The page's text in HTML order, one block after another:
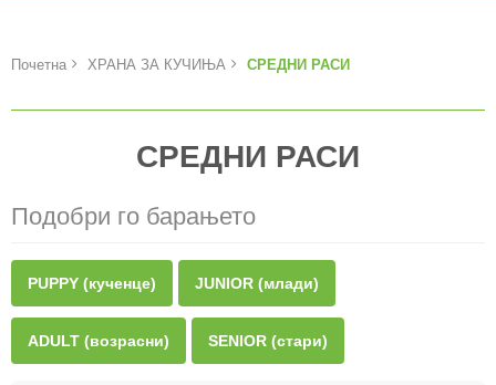
Почетна ХРАНА ЗА КУЧИЊА СРЕДНИ РАСИ
СРЕДНИ РАСИ
Подобри го барањето
PUPPY (кученце) JUNIOR (млади)
ADULT (возрасни) SENIOR (стари)